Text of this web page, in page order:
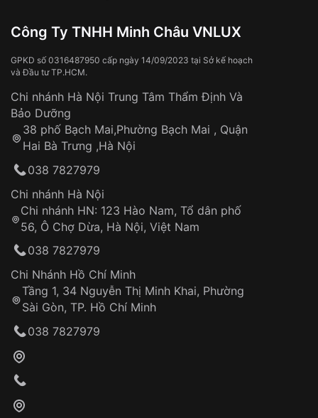
Công Ty TNHH Minh Châu VNLUX
GPKD số 0316487950 cấp ngày 14/09/2023 tại Sở kế hoạch
và Đầu tư TP.HCM.
Chi nhánh Hà Nội Trung Tâm Thẩm Định Và
Bảo Dưỡng
38 phố Bạch Mai,Phường Bạch Mai , Quận
Hai Bà Trưng ,Hà Nội
038 7827979
Chi nhánh Hà Nội
Chi nhánh HN: 123 Hào Nam, Tổ dân phố
56, Ô Chợ Dừa, Hà Nội, Việt Nam
038 7827979
Chi Nhánh Hồ Chí Minh
Tầng 1, 34 Nguyễn Thị Minh Khai, Phường
Sài Gòn, TP. Hồ Chí Minh
038 7827979